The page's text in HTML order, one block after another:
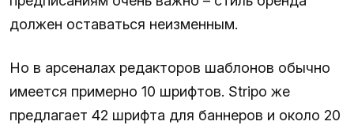
должен оставаться неизменным.
Но в арсеналах редакторов шаблонов обычно
имеется примерно 10 шрифтов. Stripo же
предлагает 42 шрифта для баннеров и около 20